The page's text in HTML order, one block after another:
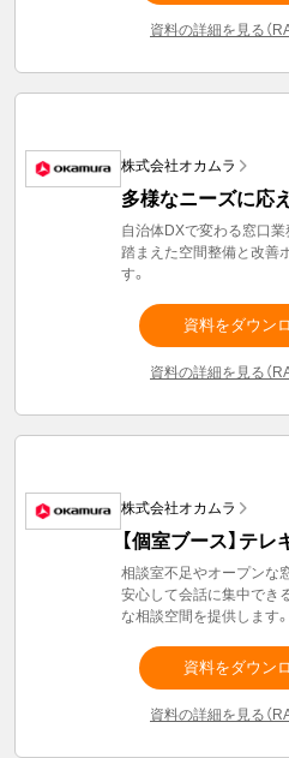
資料の詳細を見る（
株式会社オカムラ
多様なニーズに応
自治体DXで変わる窓口
踏まえた空間整備と改善
す。
資料をダウン
資料の詳細を見る（
株式会社オカムラ
【個室ブース】テ
相談室不足やオープンな
安心して会話に集中でき
な相談空間を提供します。
資料をダウン
資料の詳細を見る（